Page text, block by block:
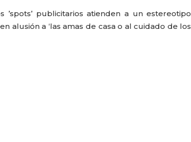
publicitarios atienden a un estereotipo
alusión a ‘las amas de casa o al cuidado de los